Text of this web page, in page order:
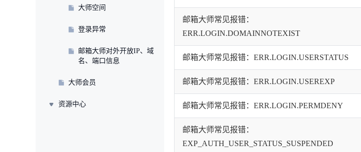
大师空间
登录异常
邮箱大师对外开放IP、域
名、端口信息
大师会员
资源中心
邮箱大师常见报错：
ERR.LOGIN.DOMAINNOTEXIST
邮箱大师常见报错：ERR.LOGIN.USERSTATUS
邮箱大师常见报错：ERR.LOGIN.USEREXP
邮箱大师常见报错：ERR.LOGIN.PERMDENY
邮箱大师常见报错：
EXP_AUTH_USER_STATUS_SUSPENDED